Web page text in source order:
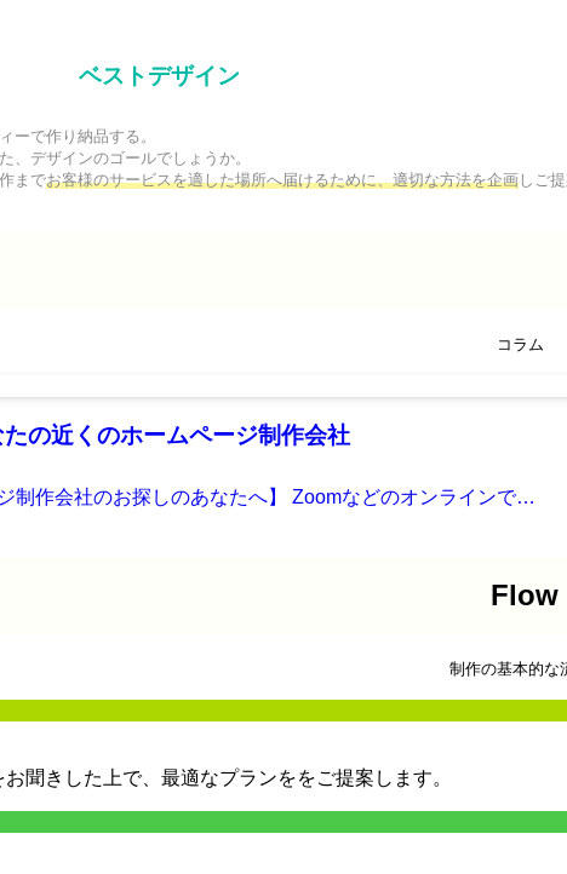
ベストデザイン
ーで作り納品する。
、デザインのゴールでしょうか。
までお客様のサービスを適した場所へ届けるために、適切な方法を企画 しご
コラム
たの近くのホームページ制作会社
制作会社のお探しのあなたへ】 Zoomなどのオンラインで…
Flow
制作の基本的な
聞きした上で、最適なプランををご提案します。